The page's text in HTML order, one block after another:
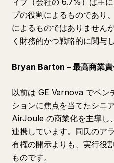
ィブ（会社の 6.7%）は主
プの役割によるものであり
によるものではありません
く財務的かつ戦略的に関与
Bryan Barton – 最高商業責
以前は GE Vernova でベン
ションに焦点を当てたシニ
AirJoule の商業化を主導し
連携しています。同氏のア
有権の開示よりも、実行役
ものです。